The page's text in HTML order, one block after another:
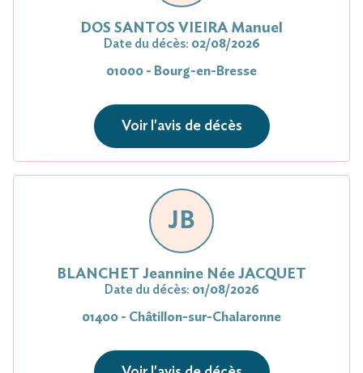
DOS SANTOS VIEIRA Manuel
Date du décès: 02/08/2026
01000 - Bourg-en-Bresse
Voir l'avis de décès
JB
BLANCHET Jeannine Née JACQUET
Date du décès: 01/08/2026
01400 - Châtillon-sur-Chalaronne